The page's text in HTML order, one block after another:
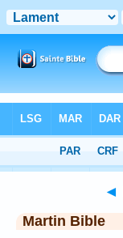
> Lamentations 4
◄
Martin Bible